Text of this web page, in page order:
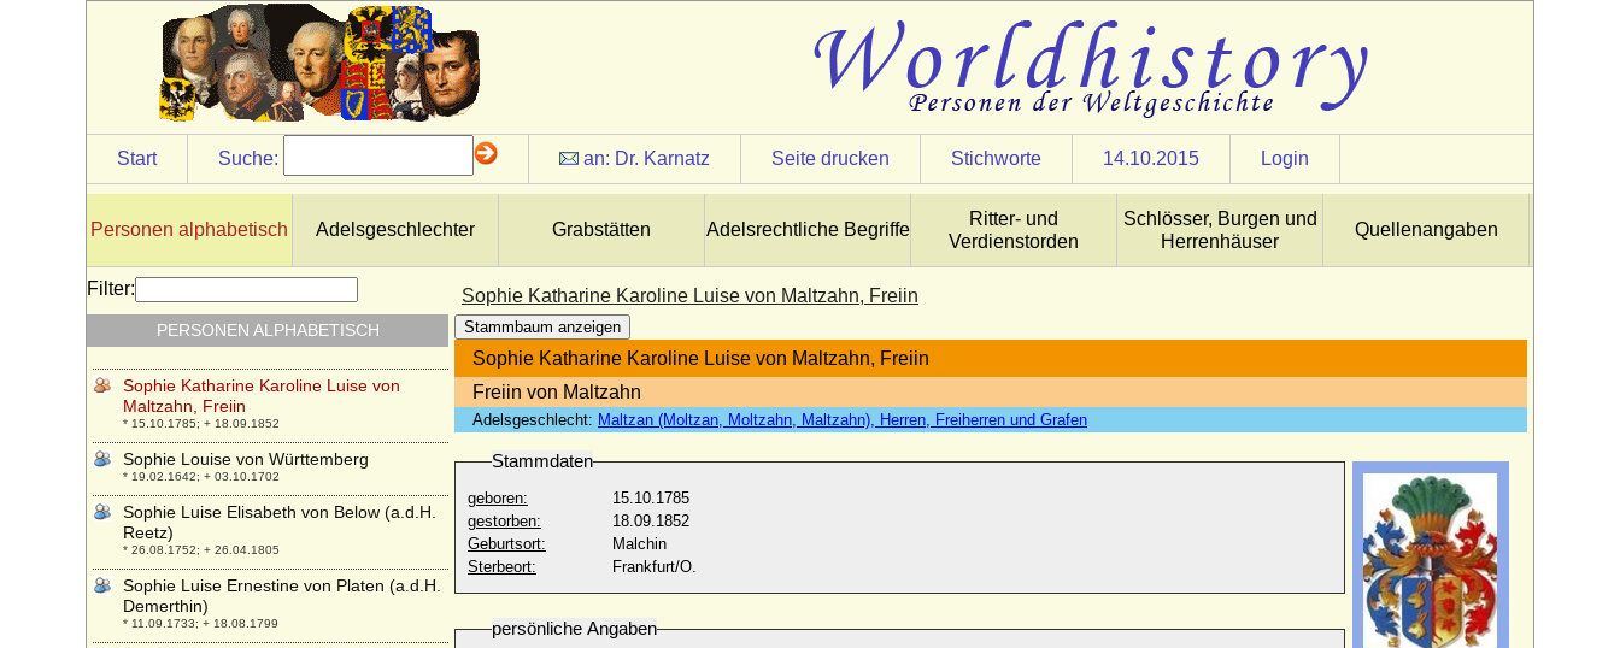
Start Suche: an: Dr. Karnatz Seite drucken Stichworte 14.10.2015 Login
Personen alphabetisch Adelsgeschlechter Grabstätten Adelsrechtliche Begriffe
Ritter- und
Verdienstorden
Schlösser, Burgen und
Herrenhäuser
Quellenangaben
Sophie Katharine Karoline Luise von Maltzahn, Freiin
Stammbaum anzeigen
Sophie Katharine Karoline Luise von Maltzahn, Freiin
Freiin von Maltzahn
Adelsgeschlecht: Maltzan (Moltzan, Moltzahn, Maltzahn), Herren, Freiherren und Grafen
Stammdaten
geboren:
15.10.1785
gestorben:
18.09.1852
Geburtsort:
Malchin
Sterbeort:
Frankfurt/O.
persönliche Angaben
Filter:
PERSONEN ALPHABETISCH
Sophie Juliane von Closter
* 28.08.1757; + 23.12.1793
Sophie Juliane von Dönhoff, Reichsgräfin
* 17.10.1768; + 28.01.1838
Sophie Juliane von Hohenlohe-Pfedelbach
Sophie Karoline Marie von Braunschweig-
Wolfenbüttel
Sophie Karoline von Luxemburg und von
* 14.02.1902; + 24.05.1941
Sophie Katharina von Schleswig-Holstein-
Sonderburg
* 28.06.1617; + 22.11.1696
Sophie Katharine Karoline Luise von
Maltzahn, Freiin
* 15.10.1785; + 18.09.1852
Sophie Louise von Württemberg
* 19.02.1642; + 03.10.1702
Sophie Luise Elisabeth von Below (a.d.H.
Reetz)
* 26.08.1752; + 26.04.1805
Sophie Luise Ernestine von Platen (a.d.H.
Demerthin)
* 11.09.1733; + 18.08.1799